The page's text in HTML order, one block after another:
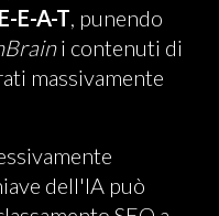
E-A-T , punendo
i contenuti di
massivamente
dell'IA può